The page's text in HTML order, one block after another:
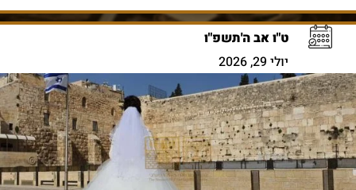
ט"ו אב ה'תשפ"ו
יולי 29, 2026